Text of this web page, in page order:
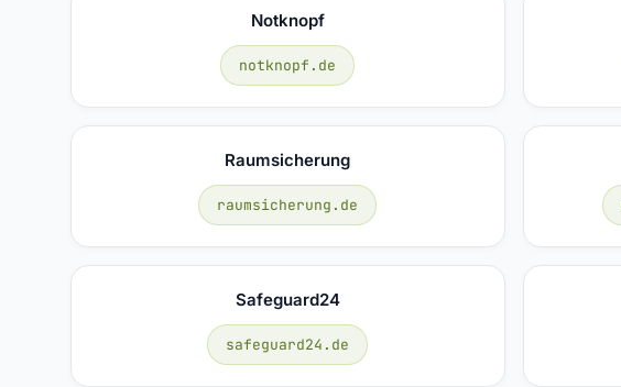
Notknopf
notknopf.de
Raumsicherung
raumsicherung.de
Safeguard24
safeguard24.de